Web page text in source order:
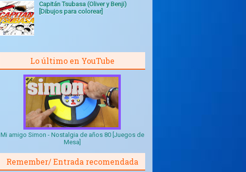
Capitán Tsubasa (Oliver y Benji)
[Dibujos para colorear]
Lo último en YouTube
Mi amigo Simon - Nostalgia de años 80 [Juegos de
Mesa]
Remember/ Entrada recomendada